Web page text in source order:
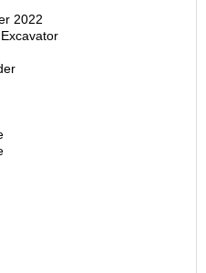
2022